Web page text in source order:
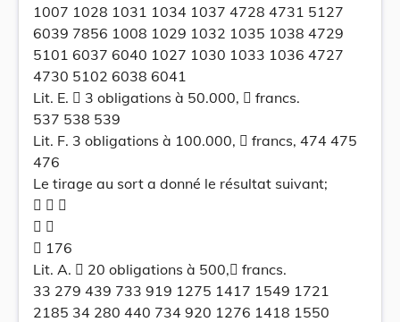
1007 1028 1031 1034 1037 4728 4731 5127
6039 7856 1008 1029 1032 1035 1038 4729
5101 6037 6040 1027 1030 1033 1036 4727
4730 5102 6038 6041
Lit. E.  3 obligations à 50.000,  francs.
537 538 539
Lit. F. 3 obligations à 100.000,  francs, 474 475
476
Le tirage au sort a donné le résultat suivant;
  
 
 176
Lit. A.  20 obligations à 500, francs.
33 279 439 733 919 1275 1417 1549 1721
2185 34 280 440 734 920 1276 1418 1550